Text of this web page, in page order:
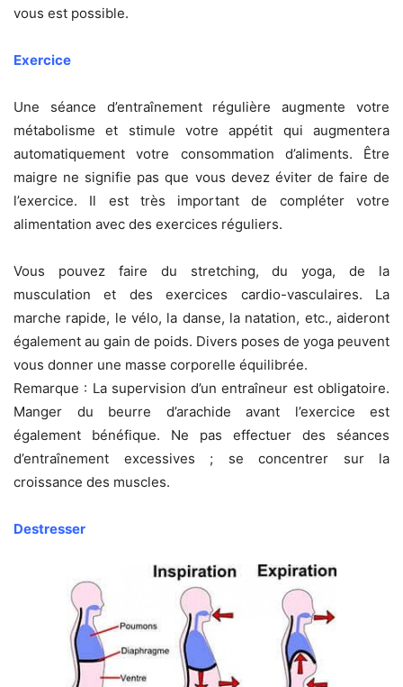
vous est possible.
Exercice
Une séance d’entraînement régulière augmente votre
métabolisme et stimule votre appétit qui augmentera
automatiquement votre consommation d’aliments. Être
maigre ne signifie pas que vous devez éviter de faire de
l’exercice. Il est très important de compléter votre
alimentation avec des exercices réguliers.
Vous pouvez faire du stretching, du yoga, de la
musculation et des exercices cardio-vasculaires. La
marche rapide, le vélo, la danse, la natation, etc., aideront
également au gain de poids. Divers poses de yoga peuvent
vous donner une masse corporelle équilibrée.
Remarque : La supervision d’un entraîneur est obligatoire.
Manger du beurre d’arachide avant l’exercice est
également bénéfique. Ne pas effectuer des séances
d’entraînement excessives ; se concentrer sur la
croissance des muscles.
Destresser